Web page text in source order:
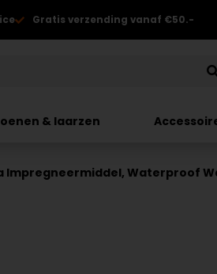
Gratis verzending vanaf €50.-
& laarzen
Impregneermiddel, Waterproof